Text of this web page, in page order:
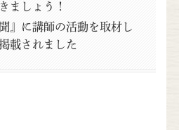
ましょう！
』に講師の活動を取材し
載されました